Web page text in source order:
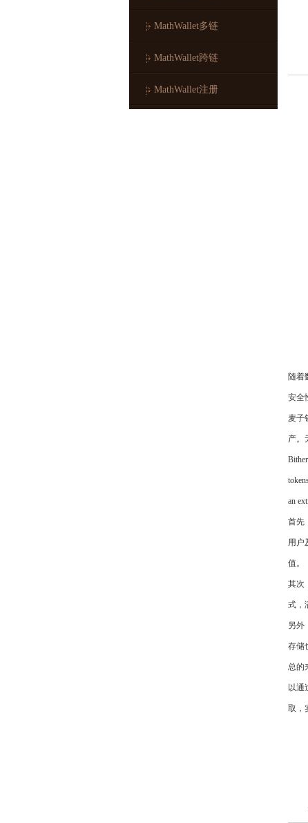
MathWallet多链
MathWallet跨链
MathWallet注册
随着
安全
麦子
产。
an
首先
用户
值。
其次
式，
另外
存储
总的
以通
取，